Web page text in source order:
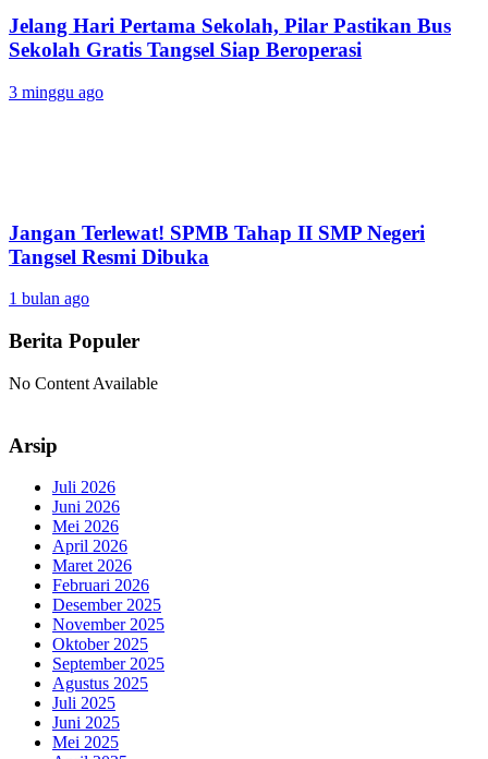
Jelang Hari Pertama Sekolah, Pilar Pastikan Bus
Sekolah Gratis Tangsel Siap Beroperasi
3 minggu ago
Jangan Terlewat! SPMB Tahap II SMP Negeri
Tangsel Resmi Dibuka
1 bulan ago
Berita Populer
No Content Available
Arsip
Juli 2026
Juni 2026
Mei 2026
April 2026
Maret 2026
Februari 2026
Desember 2025
November 2025
Oktober 2025
September 2025
Agustus 2025
Juli 2025
Juni 2025
Mei 2025